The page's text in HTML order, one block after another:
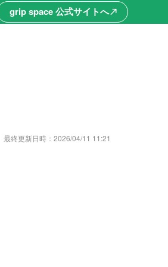
grip space 公式サイトへnorth_east
最終更新日時： 2026/04/11 11:21